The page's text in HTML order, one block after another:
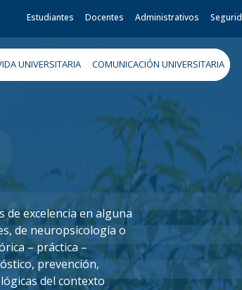
Estudiantes Docentes Administrativos
UNIVERSITARIA COMUNICACIÓN UNIVERSITARIA
excelencia en alguna
de neuropsicología o
– práctica –
prevención,
del contexto